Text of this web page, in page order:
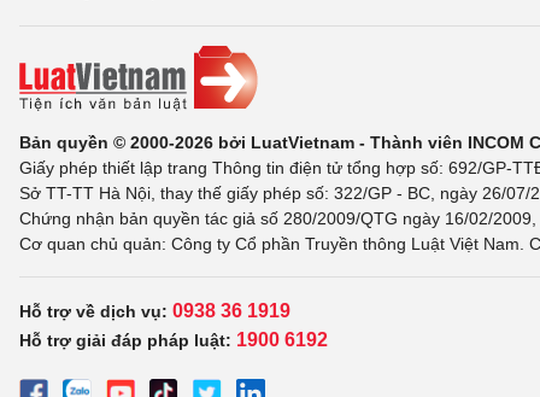
Bản quyền © 2000-2026 bởi LuatVietnam - Thành viên INCOM
Giấy phép thiết lập trang Thông tin điện tử tổng hợp số: 692/GP-
Sở TT-TT Hà Nội, thay thế giấy phép số: 322/GP - BC, ngày 26/
Chứng nhận bản quyền tác giả số 280/2009/QTG ngày 16/02/
Cơ quan chủ quản: Công ty Cổ phần Truyền thông Luật Việt Nam.
Hỗ trợ về dịch vụ: 0938 36 1919
Hỗ trợ giải đáp pháp luật: 1900 6192